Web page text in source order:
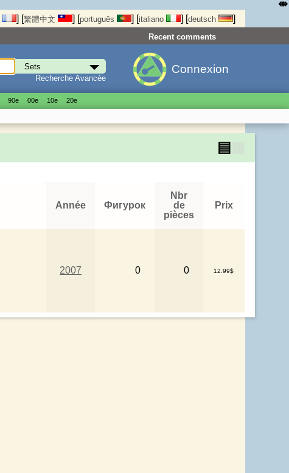
] [繁體中文 ] [português ] [italiano ] [deutsch ]
Recent comments
Recherche Avancée
Connexion
90е 00е 10е 20е
▤
Année Фигурок
Nbr
de
pièces
Prix
2007 0 0 12.99$
⤄